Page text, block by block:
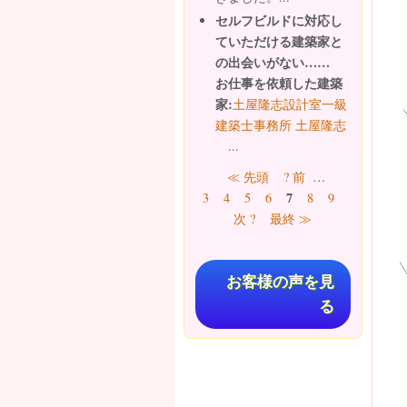
セルフビルドに対応し
ていただける建築家と
の出会いがない……
お仕事を依頼した建築
家:土屋隆志設計室一級
建築士事務所 土屋隆志
...
ページ≪ 先頭 ? 前 …
3
4 5 6 7 8 9
次 ?
最終 ≫
お客様の声を見
る